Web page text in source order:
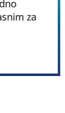
za
čisti cijeli